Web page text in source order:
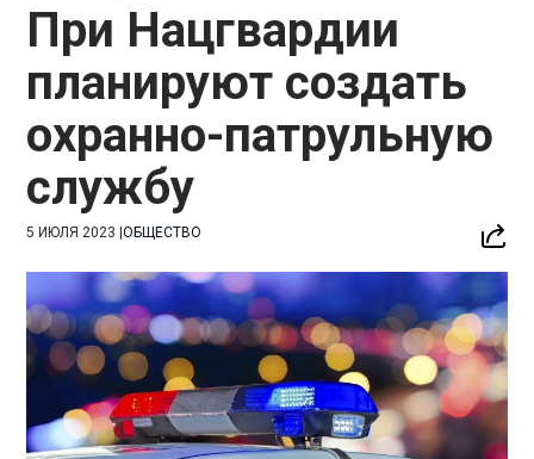
При Нацгвардии
планируют создать
охранно-патрульную
службу
5 ИЮЛЯ 2023 |ОБЩЕСТВО